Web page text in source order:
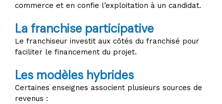
commerce et en confie l’exploitation à un candidat.
La franchise participative
Le franchiseur investit aux côtés du franchisé pour
faciliter le financement du projet.
Les modèles hybrides
Certaines enseignes associent plusieurs sources de
revenus :